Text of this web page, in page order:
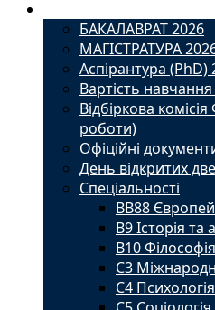
БАКАЛАВРАТ 2026
МАГІСТРАТУРА
Аспірантура (PhD)
Вартість
Відбіркова
роботи)
Офіційні
День відкритих
Спеціальності
BВ88
B9 Історія та
B10 Філософія
C3
C4 Психологія